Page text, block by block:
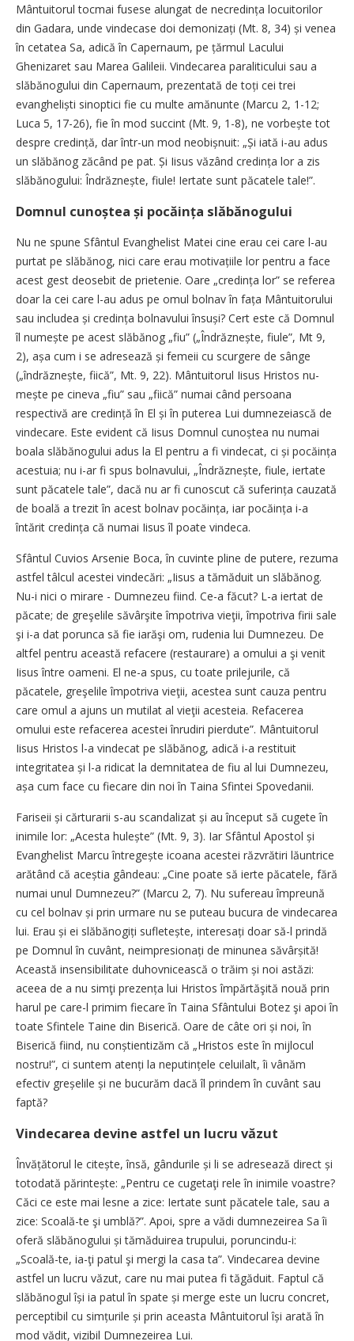
Mântuitorul tocmai fusese alungat de necredința locuitorilor
din Gadara, unde vindecase doi demonizați (Mt. 8, 34) și venea
în cetatea Sa, adică în Capernaum, pe țărmul Lacului
Ghenizaret sau Marea Galileii. Vindecarea paraliticului sau a
slăbănogului din Capernaum, prezentată de toți cei trei
evangheliști sinoptici fie cu multe amănunte (Marcu 2, 1-12;
Luca 5, 17-26), fie în mod succint (Mt. 9, 1-8), ne vorbește tot
despre credință, dar într-un mod neobișnuit: „Și iată i-au adus
un slăbănog zăcând pe pat. Și Iisus văzând credința lor a zis
slăbănogului: Îndrăznește, fiule! Iertate sunt păcatele tale!”.
Domnul cunoștea și pocăința slăbănogului
Nu ne spune Sfântul Evanghelist Matei cine erau cei care l-au
purtat pe slăbănog, nici care erau motivațiile lor pentru a face
acest gest deosebit de prietenie. Oare „credința lor” se referea
doar la cei care l-au adus pe omul bolnav în fața Mântuitorului
sau includea și credința bolnavului însuși? Cert este că Domnul
îl numește pe acest slăbănog „fiu” („Îndrăznește, fiule”, Mt 9,
2), așa cum i se adresează și femeii cu scurgere de sânge
(„îndrăznește, fiică”, Mt. 9, 22). Mântuitorul Iisus Hristos nu­
mește pe cineva „fiu” sau „fiică” numai când persoana
respectivă are credință în El și în puterea Lui dumnezeiască de
vindecare. Este evident că Iisus Domnul cunoștea nu numai
boala slăbănogului adus la El pentru a fi vindecat, ci și pocăința
acestuia; nu i-ar fi spus bolnavului, „Îndrăz­nește, fiule, iertate
sunt păcatele tale”, dacă nu ar fi cunoscut că suferința cauzată
de boală a trezit în acest bolnav pocăința, iar pocăința i-a
întărit credința că numai Iisus îl poate vindeca.
Sfântul Cuvios Arsenie Boca, în cuvinte pline de putere, rezuma
astfel tâlcul acestei vindecări: „Iisus a tămăduit un slăbănog.
Nu-i nici o mirare - Dumnezeu fiind. Ce-a făcut? L-a iertat de
păcate; de greşelile săvârşite împotriva vieţii, împotriva firii sale
şi i-a dat porunca să fie iarăşi om, rudenia lui Dumnezeu. De
altfel pentru această refacere (restaurare) a omului a şi venit
Iisus între oameni. El ne-a spus, cu toate prilejurile, că
păcatele, greşelile împotriva vieţii, acestea sunt cauza pentru
care omul a ajuns un mutilat al vieţii acesteia. Refacerea
omului este refacerea acestei înrudiri pierdute”. Mântuitorul
Iisus Hristos l-a vindecat pe slăbănog, adică i-a restituit
integritatea și l-a ridicat la demnitatea de fiu al lui Dumnezeu,
așa cum face cu fiecare din noi în Taina Sfintei Spovedanii.
Fariseii și cărturarii s-au scandalizat și au început să cugete în
inimile lor: „Acesta hulește” (Mt. 9, 3). Iar Sfântul Apostol și
Evanghelist Marcu întregește icoana acestei răzvrătiri lăuntrice
arătând că aceștia gândeau: „Cine poate să ierte păcatele, fără
numai unul Dumnezeu?” (Marcu 2, 7). Nu sufereau împreună
cu cel bolnav și prin urmare nu se puteau bucura de vindecarea
lui. Erau și ei slăbănogiți sufletește, interesați doar să-l prindă
pe Domnul în cuvânt, neimpre­sionați de minunea săvârșită!
Această insensibilitate duhovnicească o trăim și noi astăzi:
aceea de a nu simţi prezența lui Hristos împărtăşită nouă prin
harul pe care-l primim fiecare în Taina Sfântului Botez şi apoi în
toate Sfintele Taine din Biserică. Oare de câte ori și noi, în
Biserică fiind, nu conștientizăm că „Hristos este în mijlocul
nostru!”, ci suntem atenți la neputințele celuilalt, îi vânăm
efectiv greșelile și ne bucurăm dacă îl prindem în cuvânt sau
faptă?
Vindecarea devine astfel un lucru văzut
Învățătorul le citește, însă, gândurile și li se adresează direct și
totodată părintește: „Pentru ce cugetaţi rele în inimile voastre?
Căci ce este mai lesne a zice: Iertate sunt păcatele tale, sau a
zice: Scoală-te şi umblă?”. Apoi, spre a vădi dumnezeirea Sa îi
oferă slăbănogului și tămăduirea trupului, poruncindu-i:
„Scoală-te, ia-ţi patul şi mergi la casa ta”. Vindecarea devine
astfel un lucru văzut, care nu mai putea fi tăgăduit. Faptul că
slăbănogul își ia patul în spate și merge este un lucru concret,
perceptibil cu simțurile și prin aceasta Mântuitorul își arată în
mod vădit, vizibil Dumnezeirea Lui.